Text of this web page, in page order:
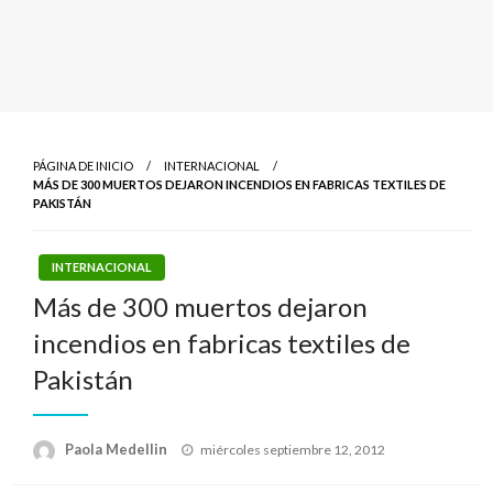
PÁGINA DE INICIO
INTERNACIONAL
MÁS DE 300 MUERTOS DEJARON INCENDIOS EN FABRICAS TEXTILES DE
PAKISTÁN
INTERNACIONAL
Más de 300 muertos dejaron
incendios en fabricas textiles de
Pakistán
Paola Medellin
Publicado
miércoles septiembre 12, 2012